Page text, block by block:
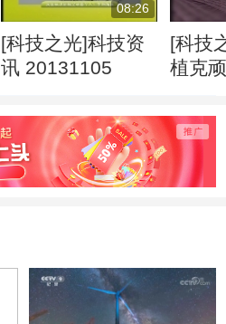
08:26
[科技之光]科技资
讯 20131105
[科技
植克